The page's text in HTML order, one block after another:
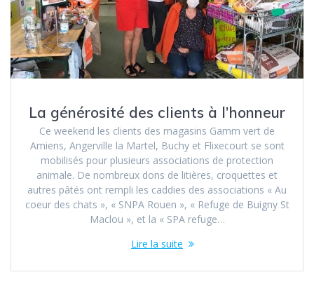
La générosité des clients à l’honneur
Ce weekend les clients des magasins Gamm vert de
Amiens, Angerville la Martel, Buchy et Flixecourt se sont
mobilisés pour plusieurs associations de protection
animale. De nombreux dons de litières, croquettes et
autres pâtés ont rempli les caddies des associations « Au
coeur des chats », « SNPA Rouen », « Refuge de Buigny St
Maclou », et la « SPA refuge…
Lire la suite